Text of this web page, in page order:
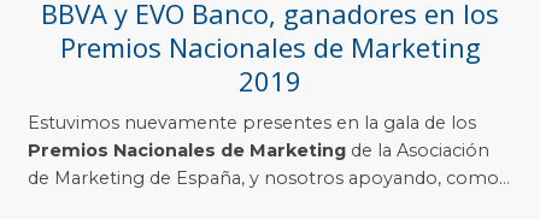
BBVA y EVO Banco, ganadores en los
Premios Nacionales de Marketing
2019
Estuvimos nuevamente presentes en la gala de los
Premios Nacionales de Marketing de la Asociación
de Marketing de España, y nosotros apoyando, como...